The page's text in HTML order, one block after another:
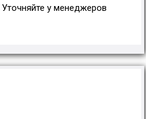
Уточняйте у менеджеров